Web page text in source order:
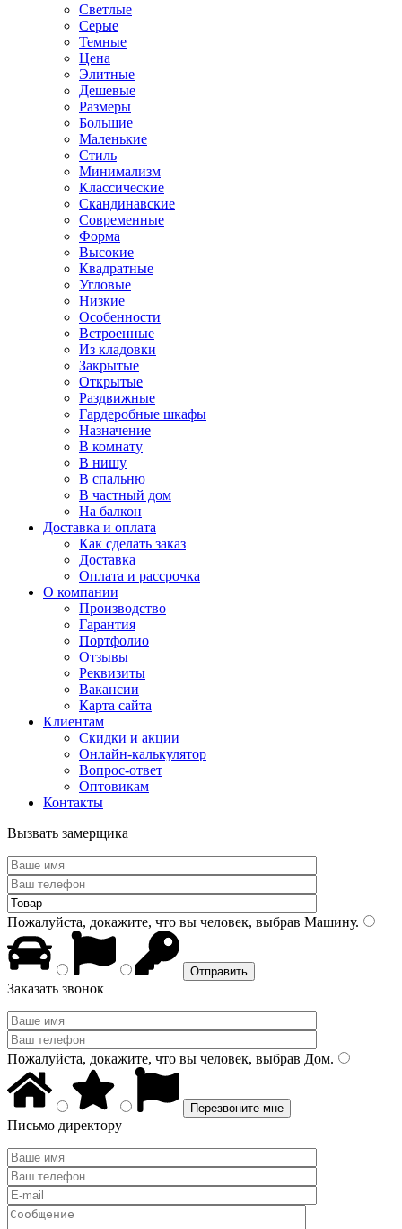
Светлые
Серые
Темные
Цена
Элитные
Дешевые
Размеры
Большие
Маленькие
Стиль
Минимализм
Классические
Скандинавские
Современные
Форма
Высокие
Квадратные
Угловые
Низкие
Особенности
Встроенные
Из кладовки
Закрытые
Открытые
Раздвижные
Гардеробные шкафы
Назначение
В комнату
В нишу
В спальню
В частный дом
На балкон
Доставка и оплата
Как сделать заказ
Доставка
Оплата и рассрочка
О компании
Производство
Гарантия
Портфолио
Отзывы
Реквизиты
Вакансии
Карта сайта
Клиентам
Скидки и акции
Онлайн-калькулятор
Вопрос-ответ
Оптовикам
Контакты
Вызвать замерщика
Пожалуйста, докажите, что вы человек, выбрав Машину.
Заказать звонок
Пожалуйста, докажите, что вы человек, выбрав Дом.
Письмо директору